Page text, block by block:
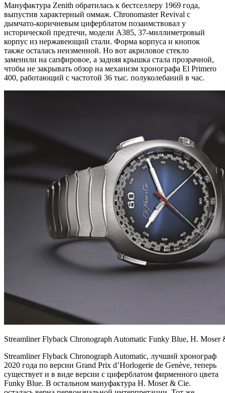
Мануфактура Zenith обратилась к бестселлеру 1969 года,
выпустив характерный оммаж. Chronomaster Revival с
дымчато-коричневым циферблатом позаимствовал у
исторической предтечи, модели A385, 37-миллиметровый
корпус из нержавеющий стали. Форма корпуса и кнопок
также осталась неизменной. Но вот акриловое стекло
заменили на сапфировое, а задняя крышка стала прозрачной,
чтобы не закрывать обзор на механизм хронографа El Primero
400, работающий с частотой 36 тыс. полуколебаний в час.
Streamliner Flyback Chronograph Automatic Funky Blue, H. Moser
Streamliner Flyback Chronograph Automatic, лучший хронограф
2020 года по версии Grand Prix d’Horlogerie de Genève, теперь
существует и в виде версии с циферблатом фирменного цвета
Funky Blue. В остальном мануфактура H. Moser & Cie.